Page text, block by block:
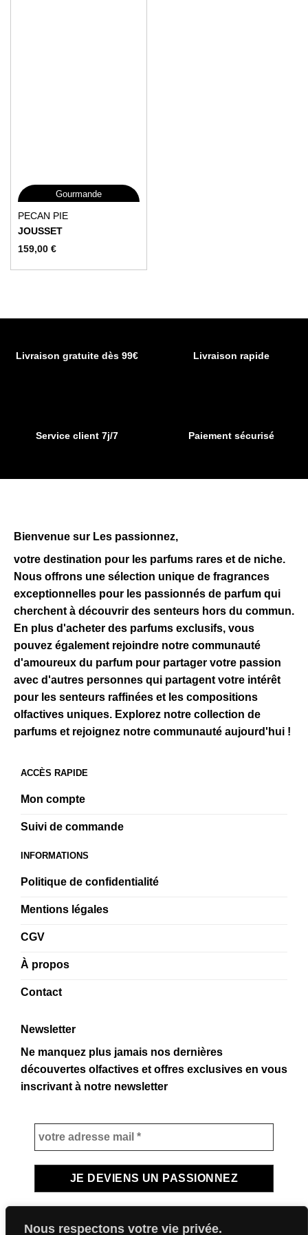
Nous respectons votre vie privée.
Gourmande
JOUSSET
PECAN PIE
159,00 €
Ce
produit
a
variations.
peuvent
sur
Livraison gratuite dès 99€ Livraison rapide
Service client 7j/7 Paiement sécurisé
Bienvenue sur Les passionnez,
votre destination pour les parfums rares et de niche.
Nous offrons une sélection unique de fragrances
exceptionnelles pour les passionnés de parfum qui
cherchent à découvrir des senteurs hors du commun.
En plus d'acheter des parfums exclusifs, vous
pouvez également rejoindre notre communauté
d'amoureux du parfum pour partager votre passion
avec d'autres personnes qui partagent votre intérêt
pour les senteurs raffinées et les compositions
olfactives uniques. Explorez notre collection de
parfums et rejoignez notre communauté aujourd'hui !
ACCÈS RAPIDE
Mon compte
Suivi de commande
INFORMATIONS
Politique de confidentialité
Mentions légales
CGV
À propos
Contact
Newsletter
Ne manquez plus jamais nos dernières
découvertes olfactives et offres exclusives en vous
inscrivant à notre newsletter